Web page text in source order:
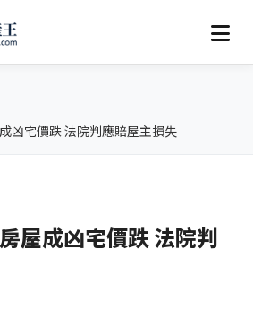
凶宅價跌 法院判應賠屋主損失
屋成凶宅價跌 法院判